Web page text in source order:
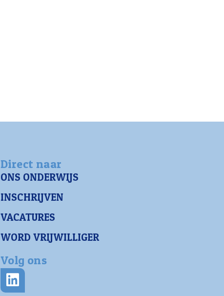
Direct naar
ONS ONDERWIJS
INSCHRIJVEN
VACATURES
WORD VRIJWILLIGER
Volg ons